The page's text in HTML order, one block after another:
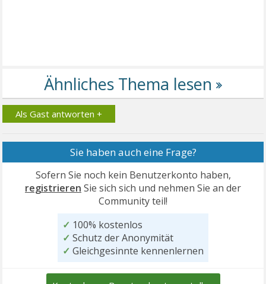
Als Gast antworten +
Sie haben auch eine Frage?
Sofern Sie noch kein Benutzerkonto haben,
registrieren Sie sich sich und nehmen Sie an der
Community teil!
✓ 100% kostenlos
✓ Schutz der Anonymität
✓ Gleichgesinnte kennenlernen